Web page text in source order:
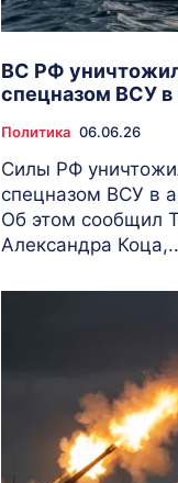
ВС РФ
спецназом ВСУ
Политика 06.06.26
Силы РФ
спецназом ВСУ в
Об этом сообщил
Александра